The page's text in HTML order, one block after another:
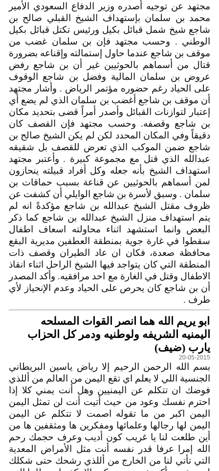
مجتهد عن توجيه أصدره وزير الدفاع السعودي الأمير
محمد بن سلمان بإستهداف الشيخ القبلي صالح بن
شاجع شيخ شمل قبائل بكيل ورئيس تكتل قبائل بكيل
الوطني . وحسب مجتهد فإن بن سلمان غضب من
موقف بن شاجع عندما حاول إستمالته وإقناعه بضرورة
قتال من أسماهم بالحوثيين غير أن بن شاجع رفض
عروض بن سلمان المالية وفضل بن شاجع الوقوف
على الحياد رغم حضوره مؤتمر الرياض . وأشار مجتهد
أن موقف بن شاجع أغضب بن سلمان الذي لم يضع أي
إعتبار لتوازنات القبائل وأصدر أمراً قضى بتحديد مكان
بن شاجع وقصفه. وحسب مجتهد فإن القصف كان
دقيقاً وفي المكان المحدد لكن لم يكن الشيخ صالح بن
شاجع ضمن الموكب الذي تعرض للقصف بل شقيقه
عبدالله الذي قتل مع مجموعة كبيرة . وأعتبر مجتهد
استهداف الشيخ بأنه جعله وكل أفراد قبيلته ينحازون
لمن أسماهم بالحوثيين عن قناعة بسبب حماقات بن
سلمان . وسبق لأسرة بن شاجع الوايلي أن كشفت عن
ظروف مقتل الشيخ عبدالله بن شاجع مؤكدةً انه لم
يتم استهداف منزل الشيخ عبدالله بن شاجع كما ذكر
البعض وانما استشهد اثناء محاولته اسعاف اطفال
سقطوا في غارة جوية بمنطقة العطفين مديرية البقع
محافظة صعدة، فكان ان عاد الطيران وقصف ذات
المنطقة التي كان يتواجد فيها الشيخ الراحل اثناء انقاذ
الاطفال وقتل في الغارة مع احد مرافقيه. وأكد المصدر
أن بن شاجع كان يحرص على الحياد وعدم الإنحياز لأي
طرف .
ابو يريم الله هما انصر القوات المسلحه
اليمنيه الشريفه ولوطنيه ودمر كل الحزاب
يارب (ضيف)
20-05-2015
بسم الله الرحمن الرحيم إلا رياض ياسين البريطاني
الجنسية اللي لا يعلم اي تقع اليمن من العالم من أللذي
فوضك ان تتكلم عن اليمنيين وهل أنت يمني كلا إذا
احترم نفسك وعود من حيث أتيت أنت لن تمثل اليمن
اليمن اكبر من ما تقوله اصمت لا تتكلم عن اليمن
اليمن لها رجالها وعلمائها ومفكرين ها ومثقفين ها من
أين طلعت لنا يا غريب كون أديب وعرف حجمك رحم
الله إمرا عرفا قدر نفسه أنت مثل الأمراض المعدية
التي تأتي لنا من الخارج من أللذي رشحك حتى شكلك